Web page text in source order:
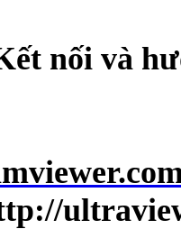
nối và